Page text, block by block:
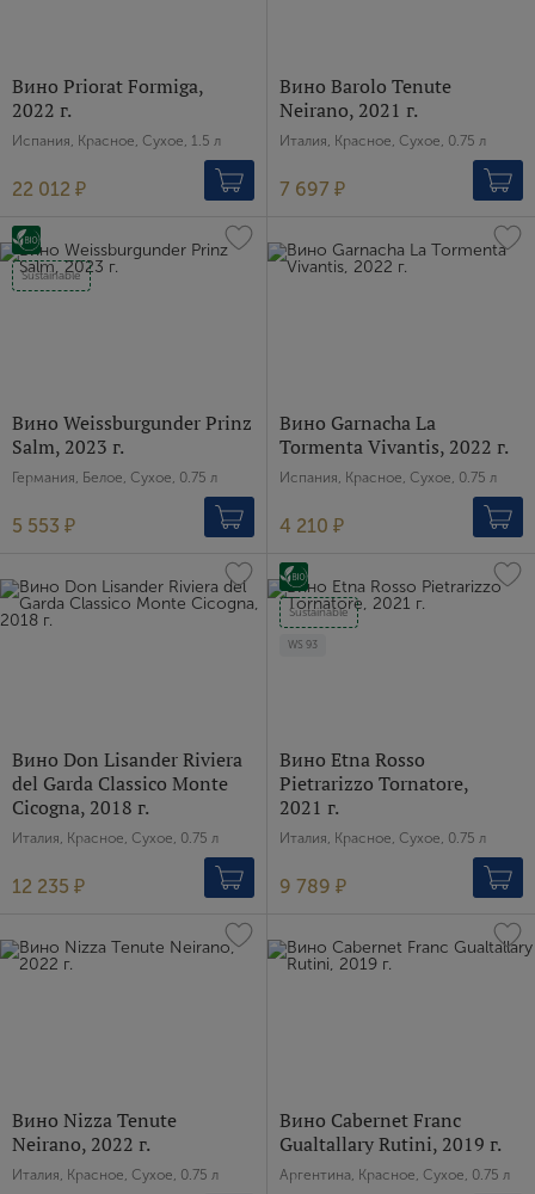
Вино Priorat Formiga,
2022 г.
Испания, Красное, Сухое, 1.5 л
22 012 ₽
Вино Barolo Tenute
Neirano, 2021 г.
Италия, Красное, Сухое, 0.75 л
7 697 ₽
Sustainable
Вино Weissburgunder Prinz
Salm, 2023 г.
Германия, Белое, Сухое, 0.75 л
5 553 ₽
Вино Garnacha La
Tormenta Vivantis, 2022 г.
Испания, Красное, Сухое, 0.75 л
4 210 ₽
Вино Don Lisander Riviera
del Garda Classico Monte
Cicogna, 2018 г.
Италия, Красное, Сухое, 0.75 л
12 235 ₽
Sustainable
WS 93
Вино Etna Rosso
Pietrarizzo Tornatore,
2021 г.
Италия, Красное, Сухое, 0.75 л
9 789 ₽
Вино Nizza Tenute
Neirano, 2022 г.
Италия, Красное, Сухое, 0.75 л
Вино Cabernet Franc
Gualtallary Rutini, 2019 г.
Аргентина, Красное, Сухое, 0.75 л